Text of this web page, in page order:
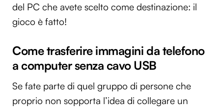
del PC che avete scelto come destinazione: il
gioco è fatto!
Come trasferire immagini da telefono
a computer senza cavo USB
Se fate parte di quel gruppo di persone che
proprio non sopporta l’idea di collegare un